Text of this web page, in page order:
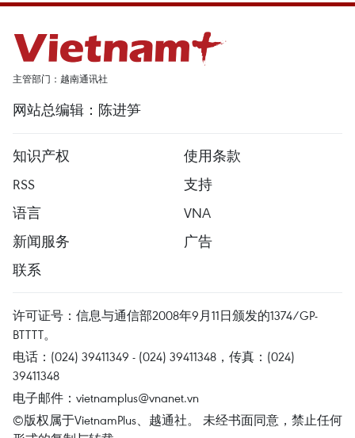
主管部门：越南通讯社
网站总编辑：陈进笋
知识产权
使用条款
RSS
支持
语言
VNA
新闻服务
广告
联系
许可证号：信息与通信部2008年9月11日颁发的1374/GP-
BTTTT。
电话：(024) 39411349 - (024) 39411348，传真：(024)
39411348
电子邮件： vietnamplus@vnanet.vn
©版权属于VietnamPlus、越通社。 未经书面同意，禁止任何